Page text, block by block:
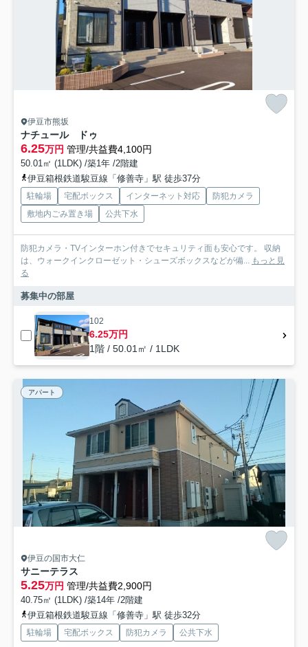
伊豆市熊坂
ナチュール ドゥ
6.25万円 管理/共益費4,100円
50.01㎡ (1LDK) /築1年 /2階建
伊豆箱根鉄道駿豆線「修善寺」駅 徒歩37分
駐輪場 宅配ボックス インターネット対応
防犯カメラ
敷地内ごみ置き場
公共下水
防犯カメラ・TVインターホン付きでセキュリティ面も安心です。 収納
は、ウォークインクローゼット・シューズボックスなどが備... もっと見
る
募集中の部屋
102
6.25万円
1階 / 50.01㎡ / 1LDK
アパート
伊豆の国市大仁
サニーテラス
5.25万円 管理/共益費2,900円
40.75㎡ (1LDK) /築14年 /2階建
伊豆箱根鉄道駿豆線「修善寺」駅 徒歩32分
駐輪場 宅配ボックス 防犯カメラ 公共下水